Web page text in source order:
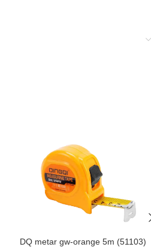
DQ metar gw-orange 5m (51103)